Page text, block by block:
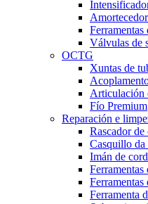
Amortecedor
Ferramentas
Válvulas de
OCTG
Xuntas de
Articulación
Fío Premium
Reparación e
Rascador de
Casquillo da
Imán de
Ferramentas
Ferramentas
Ferramenta